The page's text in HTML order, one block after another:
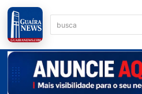
Pular
para
o
conteúdo